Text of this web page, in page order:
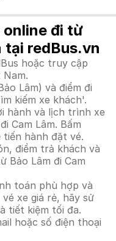
online đi từ
tại redBus.vn
hoặc truy cập
Lâm) và điểm đi
kiếm xe khách'.
hành và lịch trình xe
Cam Lâm. Bấm
tiến hành đặt vé.
điểm trả khách và
Bảo Lâm đi Cam
toán phù hợp và
xe giá rẻ, hãy sử
tiết kiệm tối đa.
hoặc số điện thoại